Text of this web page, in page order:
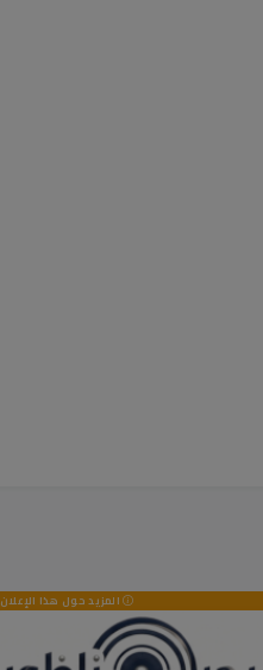
المزيد حول هذا الإعلان